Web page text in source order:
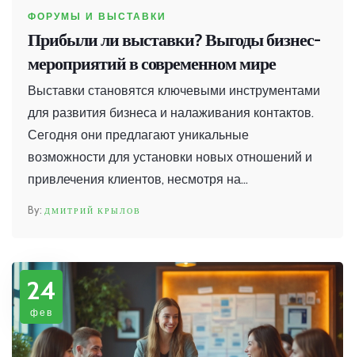
ФОРУМЫ И ВЫСТАВКИ
Прибыли ли выставки? Выгоды бизнес-
мероприятий в современном мире
Выставки становятся ключевыми инструментами
для развития бизнеса и налаживания контактов.
Сегодня они предлагают уникальные
возможности для установки новых отношений и
привлечения клиентов, несмотря на
поствыставочной работы. Понимание актуальных
трендов и стратегий поможет извлечь максимум
пользы из этих мероприятий.
ДМИТРИЙ КРЫЛОВ
24
фев